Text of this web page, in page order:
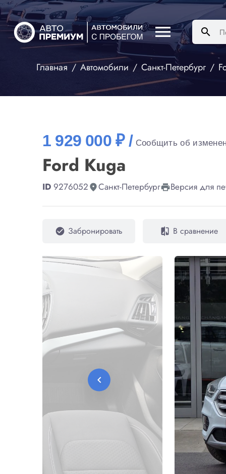
menu search
Главная Автомобили Санкт-Петербург
1 929 000 ₽ / Сообщить об
Ford Kuga
ID 9276052 fmd_goodСанкт-ПетербургprintВерсия для
check_circle Забронировать compare В сравнение
chevron_left